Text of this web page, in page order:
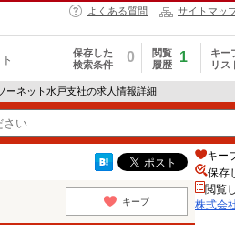
よくある質問 サイトマッ
保存した
検索条件
0
閲覧
履歴
1
キー
リス
ーネット水戸支社の求人情報詳細
キープ
キー
保存
閲覧
株式会